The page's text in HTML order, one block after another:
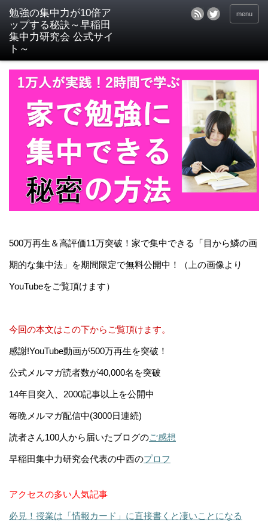
menu
500万再生＆高評価11万突破！家で集中できる「目から鱗の画
期的な集中法」を期間限定で無料公開中！（上の画像より
YouTubeをご覧頂けます）
今回の本文はこの下からご覧頂けます。
感謝!YouTube動画が500万再生を突破！
公式メルマガ読者数が40,000名を突破
14年目突入、2000記事以上を公開中
毎晩メルマガ配信中(3000日連続)
読者さん100人から届いたブログのご感想
早稲田集中力研究会代表の中西のプロフ
アクセスの多い人気記事
必見！授業は「情報カード」に直接書くと凄いことになる